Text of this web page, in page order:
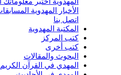
المهدويةالمسابقات المهدوية
المهدوية
والمقالات
في القرآن الكريم